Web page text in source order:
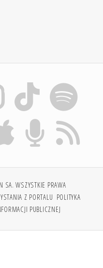
WSZYSTKIE PRAWA
Z PORTALU POLITYKA
PUBLICZNEJ